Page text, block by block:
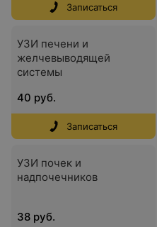
Записаться
УЗИ печени и
желчевыводящей
системы
40 руб.
Записаться
УЗИ почек и
надпочечников
38 руб.